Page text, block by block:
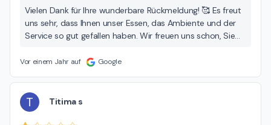
Vielen Dank für Ihre wunderbare Rückmeldung! 🥰 Es freut
uns sehr, dass Ihnen unser Essen, das Ambiente und der
Service so gut gefallen haben. Wir freuen uns schon, Sie
jederzeit herzlich willkommen!
Vor einem Jahr auf Google
T Titima s